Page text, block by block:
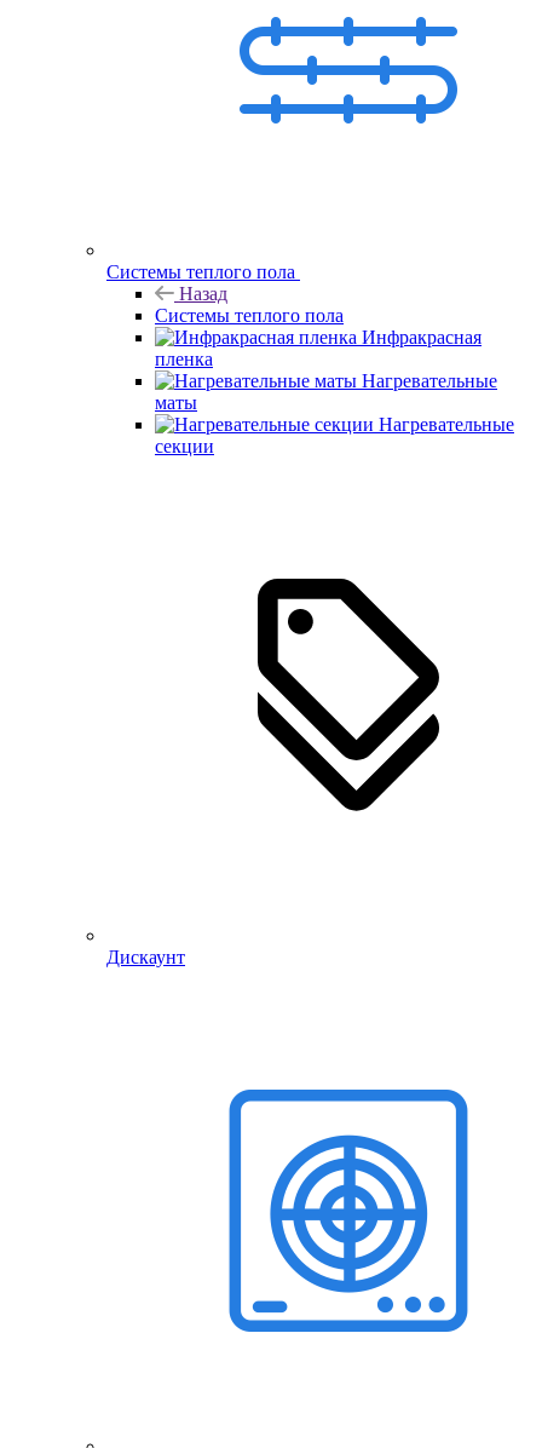
Системы теплого пола
Назад
Системы теплого пола
Инфракрасная
пленка
Нагревательные
маты
Нагревательные
секции
Дискаунт